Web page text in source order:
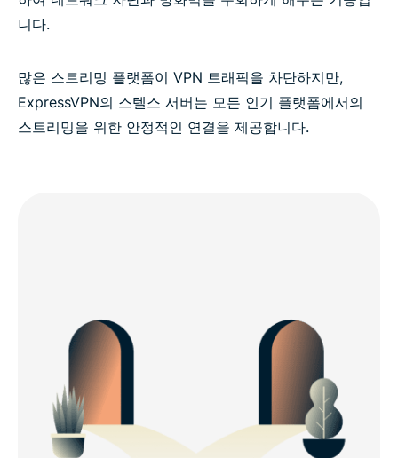
니다.
많은 스트리밍 플랫폼이 VPN 트래픽을 차단하지만,
ExpressVPN의 스텔스 서버는 모든 인기 플랫폼에서의
스트리밍을 위한 안정적인 연결을 제공합니다.